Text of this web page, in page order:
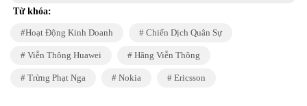
Từ khóa:
Hoạt Động Kinh Doanh Chiến Dịch Quân Sự
Viễn Thông Huawei Hãng Viễn Thông
Trừng Phạt Nga Nokia Ericsson